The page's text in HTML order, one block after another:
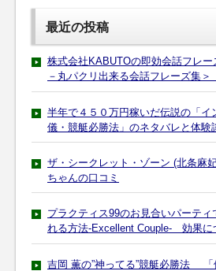
最近の投稿
株式会社KABUTOの即効会話フレ
－丸パクリ出来る会話フレーズ集
半年で４５０万円稼いだ伝説の「イ
儀・競艇必勝法」のネタバレと体験
ザ・シークレット・ゾーン (北条麻
ちゃんの口コミ
プラクティス99のお見合いパーティ
れる方法-Excellent Couple- 効果に
吉岡 薫の”神ってる”競艇必勝法